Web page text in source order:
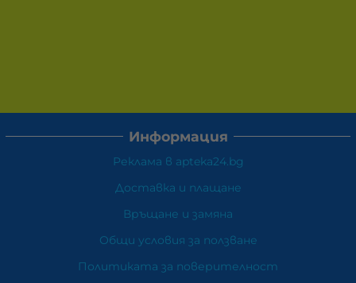
Информация
Реклама в apteka24.bg
Доставка и плащане
Връщане и замяна
Общи условия за ползване
Политиката за поверителност